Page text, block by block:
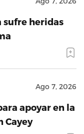
sufre heridas
Ago 7, 2026
apoyar en la
Cayey